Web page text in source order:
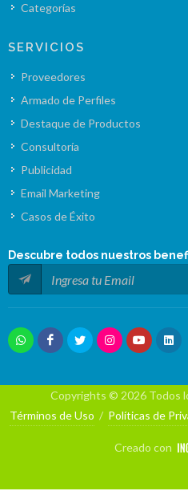
Categorías
SERVICIOS
Proveedores
Armado de Perfiles
Destaque de Productos
Consultoría
Publicidad
Email Marketing
Casos de Éxito
Descubre todos nuestros
Copyrights © 2026 Todos
Términos de Uso / Políticas de
Creado con